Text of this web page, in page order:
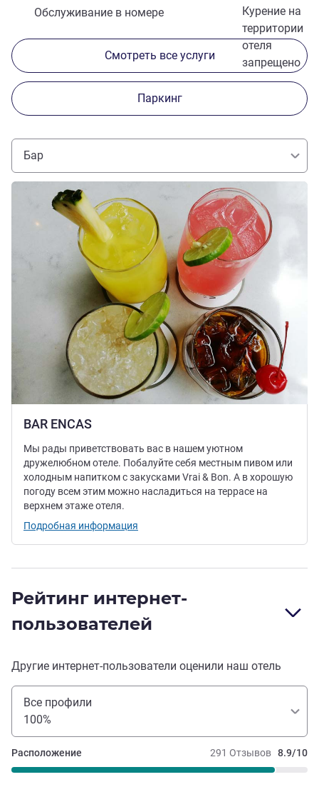
Курение на
территории
отеля
запрещено
Обслуживание в номере
Смотреть все услуги
Паркинг
Бар
BAR ENCAS
Подробная информация
Мы рады приветствовать вас в нашем уютном
дружелюбном отеле. Побалуйте себя местным пивом или
холодным напитком с закусками Vrai & Bon. А в хорошую
погоду всем этим можно насладиться на террасе на
верхнем этаже отеля.
Подробная информация
Рейтинг интернет-
пользователей
Другие интернет-пользователи оценили наш отель
Все профили
100%
291 Отзывов 8.9/10
Расположение